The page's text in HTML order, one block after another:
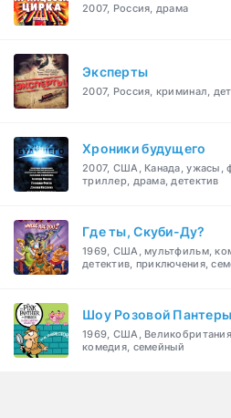
2007, Россия, драма
Эксперты
2007, Россия, криминал,
Хроники будущего
2007, США, Канада, ужасы,
триллер, драма, детектив
Где ты, Скуби-Ду?
1969, США, мультфильм,
детектив, приключения,
Шоу Розовой Пантеры
1969, США,
комедия, семейный